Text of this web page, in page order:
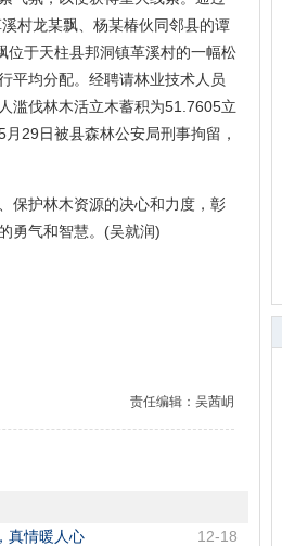
村龙某飘、杨某椿伙同邻县的谭
位于天柱县邦洞镇革溪村的一幅松
平均分配。经聘请林业技术人员
滥伐林木活立木蓄积为51.7605立
29日被县森林公安局刑事拘留，
护林木资源的决心和力度，彰
勇气和智慧。(吴就润)
责任编辑：吴茜岄
12-18
真情暖人心